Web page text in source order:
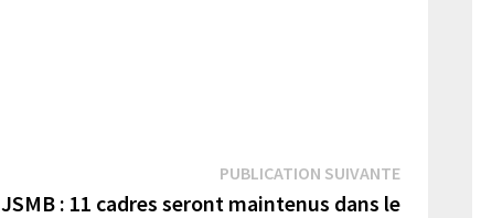
PUBLICATION SUIVANTEPublication
suivante :
JSMB : 11 cadres seront maintenus dans le